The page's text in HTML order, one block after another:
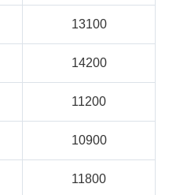
13100
14200
11200
10900
11800